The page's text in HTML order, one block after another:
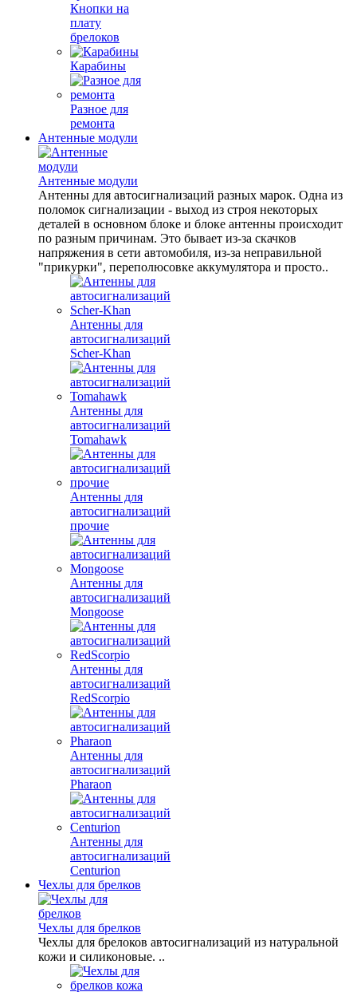
Кнопки на
плату
брелоков
Карабины
Разное для
ремонта
Антенные модули
Антенные модули
Антенны для автосигнализаций разных марок. Одна из
поломок сигнализации - выход из строя некоторых
деталей в основном блоке и блоке антенны происходит
по разным причинам. Это бывает из-за скачков
напряжения в сети автомобиля, из-за неправильной
"прикурки", переполюсовке аккумулятора и просто..
Антенны для
автосигнализаций
Scher-Khan
Антенны для
автосигнализаций
Tomahawk
Антенны для
автосигнализаций
прочие
Антенны для
автосигнализаций
Mongoose
Антенны для
автосигнализаций
RedScorpio
Антенны для
автосигнализаций
Pharaon
Антенны для
автосигнализаций
Centurion
Чехлы для брелков
Чехлы для брелков
Чехлы для брелоков автосигнализаций из натуральной
кожи и силиконовые. ..